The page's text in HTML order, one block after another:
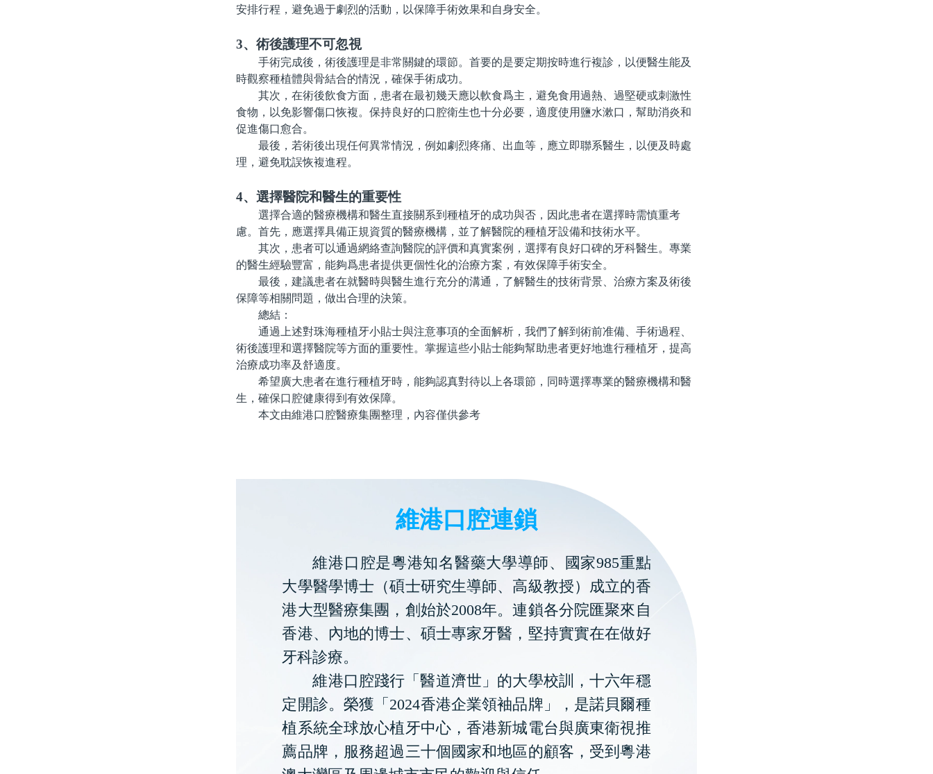
安排行程，避免過于劇烈的活動，以保障手術效果和自身安全。
3、術後護理不可忽視
手術完成後，術後護理是非常關鍵的環節。首要的是要定期按時進行複診，以便醫生能及
時觀察種植體與骨結合的情況，確保手術成功。
其次，在術後飲食方面，患者在最初幾天應以軟食爲主，避免食用過熱、過堅硬或刺激性
食物，以免影響傷口恢複。保持良好的口腔衛生也十分必要，適度使用鹽水漱口，幫助消炎和
促進傷口愈合。
最後，若術後出現任何異常情況，例如劇烈疼痛、出血等，應立即聯系醫生，以便及時處
理，避免耽誤恢複進程。
4、選擇醫院和醫生的重要性
選擇合適的醫療機構和醫生直接關系到種植牙的成功與否，因此患者在選擇時需慎重考
慮。首先，應選擇具備正規資質的醫療機構，並了解醫院的種植牙設備和技術水平。
其次，患者可以通過網絡查詢醫院的評價和真實案例，選擇有良好口碑的牙科醫生。專業
的醫生經驗豐富，能夠爲患者提供更個性化的治療方案，有效保障手術安全。
最後，建議患者在就醫時與醫生進行充分的溝通，了解醫生的技術背景、治療方案及術後
保障等相關問題，做出合理的決策。
總結：
通過上述對珠海種植牙小貼士與注意事項的全面解析，我們了解到術前准備、手術過程、
術後護理和選擇醫院等方面的重要性。掌握這些小貼士能夠幫助患者更好地進行種植牙，提高
治療成功率及舒適度。
希望廣大患者在進行種植牙時，能夠認真對待以上各環節，同時選擇專業的醫療機構和醫
生，確保口腔健康得到有效保障。
本文由維港口腔醫療集團整理，內容僅供參考
維港口腔連鎖
維港口腔是粵港知名醫藥大學導師、國家985重點
大學醫學博士（碩士研究生導師、高級教授）成立的香
港大型醫療集團，創始於2008年。連鎖各分院匯聚來自
香港、內地的博士、碩士專家牙醫，堅持實實在在做好
牙科診療。
維港口腔踐行「醫道濟世」的大學校訓，十六年穩
定開診。榮獲「2024香港企業領袖品牌」，是諾貝爾種
植系統全球放心植牙中心，香港新城電台與廣東衛視推
薦品牌，服務超過三十個國家和地區的顧客，受到粵港